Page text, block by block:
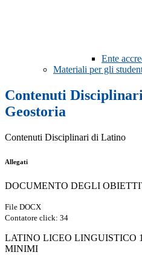
Ente
Materiali per gli
Contenuti
Geostoria
Contenuti Disciplinari di Latino
Allegati
DOCUMENTO DEGLI
File DOCX
Contatore click: 34
LATINO LICEO LINGUISTICO
MINIMI